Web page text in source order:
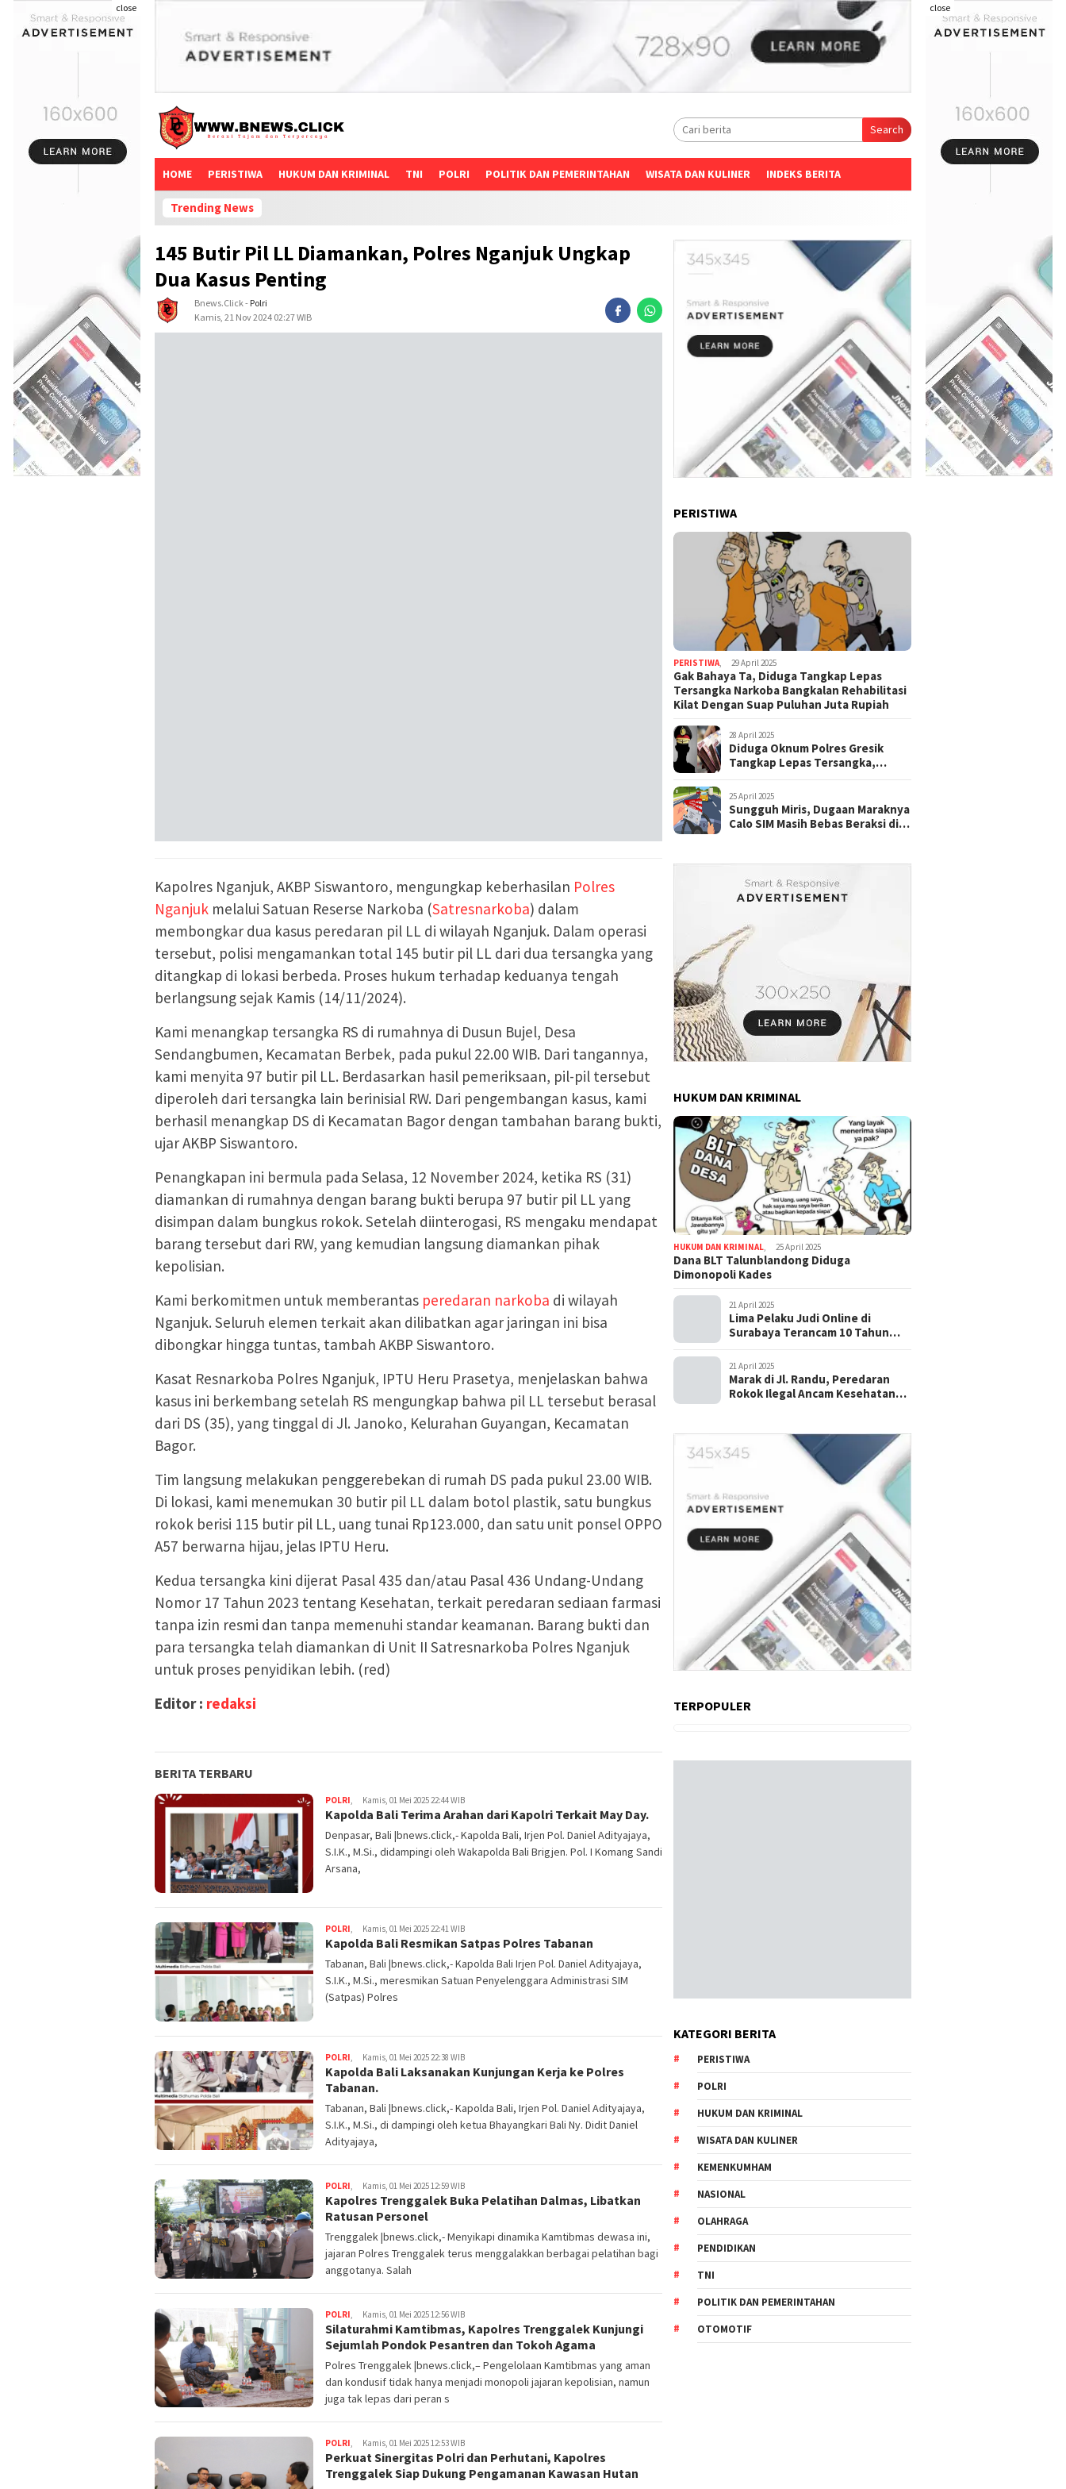
close close
Search
HOME PERISTIWA HUKUM DAN KRIMINAL TNI POLRI POLITIK DAN PEMERINTAHAN WISATA DAN KULINER INDEKS BERITA
Trending News
145 Butir Pil LL Diamankan, Polres Nganjuk Ungkap
Dua Kasus Penting
Bnews.click- Polri
Kamis, 21 Nov 2024 02:27 WIB
Kapolres Nganjuk, AKBP Siswantoro, mengungkap keberhasilan Polres
Nganjuk melalui Satuan Reserse Narkoba (Satresnarkoba) dalam
membongkar dua kasus peredaran pil LL di wilayah Nganjuk. Dalam operasi
tersebut, polisi mengamankan total 145 butir pil LL dari dua tersangka yang
ditangkap di lokasi berbeda. Proses hukum terhadap keduanya tengah
berlangsung sejak Kamis (14/11/2024).
Kami menangkap tersangka RS di rumahnya di Dusun Bujel, Desa
Sendangbumen, Kecamatan Berbek, pada pukul 22.00 WIB. Dari tangannya,
kami menyita 97 butir pil LL. Berdasarkan hasil pemeriksaan, pil-pil tersebut
diperoleh dari tersangka lain berinisial RW. Dari pengembangan kasus, kami
berhasil menangkap DS di Kecamatan Bagor dengan tambahan barang bukti,
ujar AKBP Siswantoro.
Penangkapan ini bermula pada Selasa, 12 November 2024, ketika RS (31)
diamankan di rumahnya dengan barang bukti berupa 97 butir pil LL yang
disimpan dalam bungkus rokok. Setelah diinterogasi, RS mengaku mendapat
barang tersebut dari RW, yang kemudian langsung diamankan pihak
kepolisian.
Kami berkomitmen untuk memberantas peredaran narkoba di wilayah
Nganjuk. Seluruh elemen terkait akan dilibatkan agar jaringan ini bisa
dibongkar hingga tuntas, tambah AKBP Siswantoro.
Kasat Resnarkoba Polres Nganjuk, IPTU Heru Prasetya, menjelaskan bahwa
kasus ini berkembang setelah RS mengungkap bahwa pil LL tersebut berasal
dari DS (35), yang tinggal di Jl. Janoko, Kelurahan Guyangan, Kecamatan
Bagor.
Tim langsung melakukan penggerebekan di rumah DS pada pukul 23.00 WIB.
Di lokasi, kami menemukan 30 butir pil LL dalam botol plastik, satu bungkus
rokok berisi 115 butir pil LL, uang tunai Rp123.000, dan satu unit ponsel OPPO
A57 berwarna hijau, jelas IPTU Heru.
Kedua tersangka kini dijerat Pasal 435 dan/atau Pasal 436 Undang-Undang
Nomor 17 Tahun 2023 tentang Kesehatan, terkait peredaran sediaan farmasi
tanpa izin resmi dan tanpa memenuhi standar keamanan. Barang bukti dan
para tersangka telah diamankan di Unit II Satresnarkoba Polres Nganjuk
untuk proses penyidikan lebih. (red)
Editor : redaksi
BERITA TERBARU
POLRI, Kamis, 01 Mei 2025 22:44 WIB
Kapolda Bali Terima Arahan dari Kapolri Terkait May Day.
Denpasar, Bali |bnews.click,- Kapolda Bali, Irjen Pol. Daniel Adityajaya,
S.I.K., M.Si., didampingi oleh Wakapolda Bali Brigjen. Pol. I Komang Sandi
Arsana,
POLRI, Kamis, 01 Mei 2025 22:41 WIB
Kapolda Bali Resmikan Satpas Polres Tabanan
Tabanan, Bali |bnews.click,- Kapolda Bali Irjen Pol. Daniel Adityajaya,
S.I.K., M.Si., meresmikan Satuan Penyelenggara Administrasi SIM
(Satpas) Polres
POLRI, Kamis, 01 Mei 2025 22:38 WIB
Kapolda Bali Laksanakan Kunjungan Kerja ke Polres
Tabanan.
Tabanan, Bali |bnews.click,- Kapolda Bali, Irjen Pol. Daniel Adityajaya,
S.I.K., M.Si., di dampingi oleh ketua Bhayangkari Bali Ny. Didit Daniel
Adityajaya,
POLRI, Kamis, 01 Mei 2025 12:59 WIB
Kapolres Trenggalek Buka Pelatihan Dalmas, Libatkan
Ratusan Personel
Trenggalek |bnews.click,- Menyikapi dinamika Kamtibmas dewasa ini,
jajaran Polres Trenggalek terus menggalakkan berbagai pelatihan bagi
anggotanya. Salah
POLRI, Kamis, 01 Mei 2025 12:56 WIB
Silaturahmi Kamtibmas, Kapolres Trenggalek Kunjungi
Sejumlah Pondok Pesantren dan Tokoh Agama
Polres Trenggalek |bnews.click,– Pengelolaan Kamtibmas yang aman
dan kondusif tidak hanya menjadi monopoli jajaran kepolisian, namun
juga tak lepas dari peran s
POLRI, Kamis, 01 Mei 2025 12:53 WIB
Perkuat Sinergitas Polri dan Perhutani, Kapolres
Trenggalek Siap Dukung Pengamanan Kawasan Hutan
PERISTIWA
PERISTIWA, 29 April 2025
Gak Bahaya Ta, Diduga Tangkap Lepas
Tersangka Narkoba Bangkalan Rehabilitasi
Kilat Dengan Suap Puluhan Juta Rupiah
28 April 2025
Diduga Oknum Polres Gresik
Tangkap Lepas Tersangka,
25 April 2025
Sungguh Miris, Dugaan Maraknya
Calo SIM Masih Bebas Beraksi di
HUKUM DAN KRIMINAL
HUKUM DAN KRIMINAL 25 April 2025
Dana BLT Talunblandong Diduga
Dimonopoli Kades
21 April 2025
Lima Pelaku Judi Online di
Surabaya Terancam 10 Tahun
21 April 2025
Marak di Jl. Randu, Peredaran
Rokok Ilegal Ancam Kesehatan
TERPOPULER
KATEGORI BERITA
PERISTIWA
POLRI
HUKUM DAN KRIMINAL
WISATA DAN KULINER
KEMENKUMHAM
NASIONAL
OLAHRAGA
PENDIDIKAN
TNI
POLITIK DAN PEMERINTAHAN
OTOMOTIF